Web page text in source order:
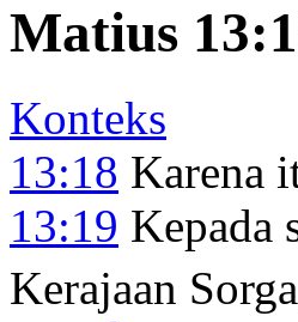
Matius
Konteks
13:18 Karena
13:19 Kepada
Kerajaan